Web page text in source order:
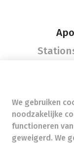
We gebruiken
noodzakelijke
functioneren
geweigerd. We